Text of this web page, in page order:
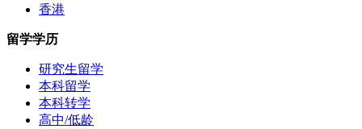
香港
留学学历
研究生留学
本科留学
本科转学
高中/低龄